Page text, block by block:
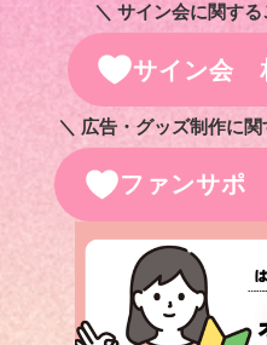
＼ サイン会に関す
サイン会
＼ 広告・グッズ制作に
ファンサポ